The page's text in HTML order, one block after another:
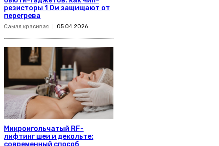
резисторы 1 Ом защищают от
перегрева
Самая красивая 05.04.2026
Микроигольчатый RF-
лифтинг шеи и декольте: